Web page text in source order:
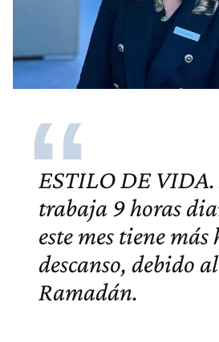
ESTILO DE
trabaja 9 horas
este mes tiene más
descanso, debido al
Ramadán.